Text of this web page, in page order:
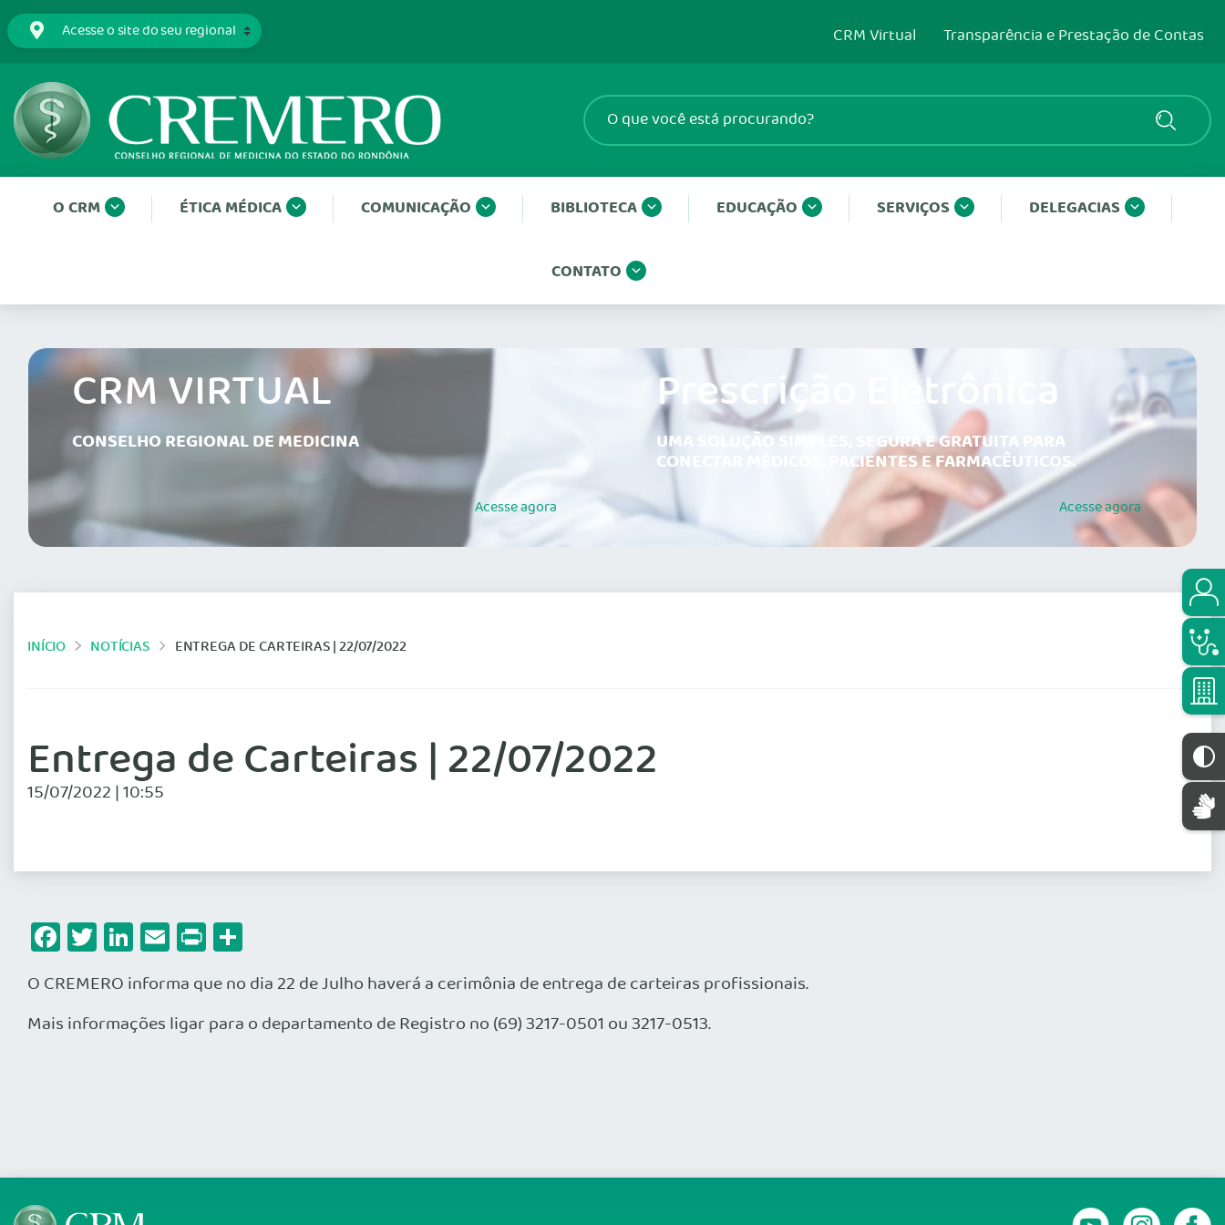
CRM Virtual Transparência e Prestação de Contas
O CRM ÉTICA MÉDICA COMUNICAÇÃO BIBLIOTECA EDUCAÇÃO SERVIÇOS DELEGACIAS
CONTATO
CRM VIRTUAL
CONSELHO REGIONAL DE MEDICINA
Acesseagora
Prescrição Eletrônica
UMA SOLUÇÃO SIMPLES, SEGURA E GRATUITA PARA
CONECTAR MÉDICOS, PACIENTES E FARMACÊUTICOS.
Acesseagora
INÍCIO NOTÍCIAS ENTREGA DE CARTEIRAS | 22/07/2022
Entrega de Carteiras | 22/07/2022
15/07/2022 | 10:55
Facebook
Twitter
LinkedIn
Email
Print
O CREMERO informa que no dia 22 de Julho haverá a cerimônia de entrega de carteiras profissionais.
Mais informações ligar para o departamento de Registro no (69) 3217-0501 ou 3217-0513.